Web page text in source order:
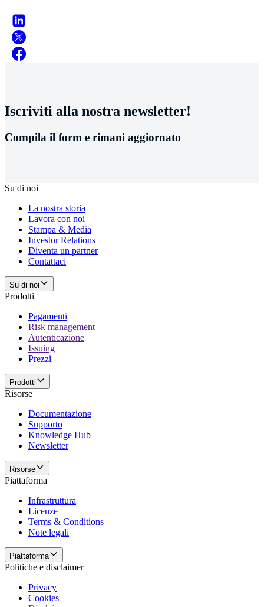
Iscriviti alla nostra newsletter!
Compila il form e rimani aggiornato
Su di noi
La nostra storia
Lavora con noi
Stampa & Media
Investor Relations
Diventa un partner
Contattaci
Su di noi
Prodotti
Pagamenti
Risk management
Autenticazione
Issuing
Prezzi
Prodotti
Risorse
Documentazione
Supporto
Knowledge Hub
Newsletter
Risorse
Piattaforma
Infrastruttura
Licenze
Terms & Conditions
Note legali
Piattaforma
Politiche e disclaimer
Privacy
Cookies